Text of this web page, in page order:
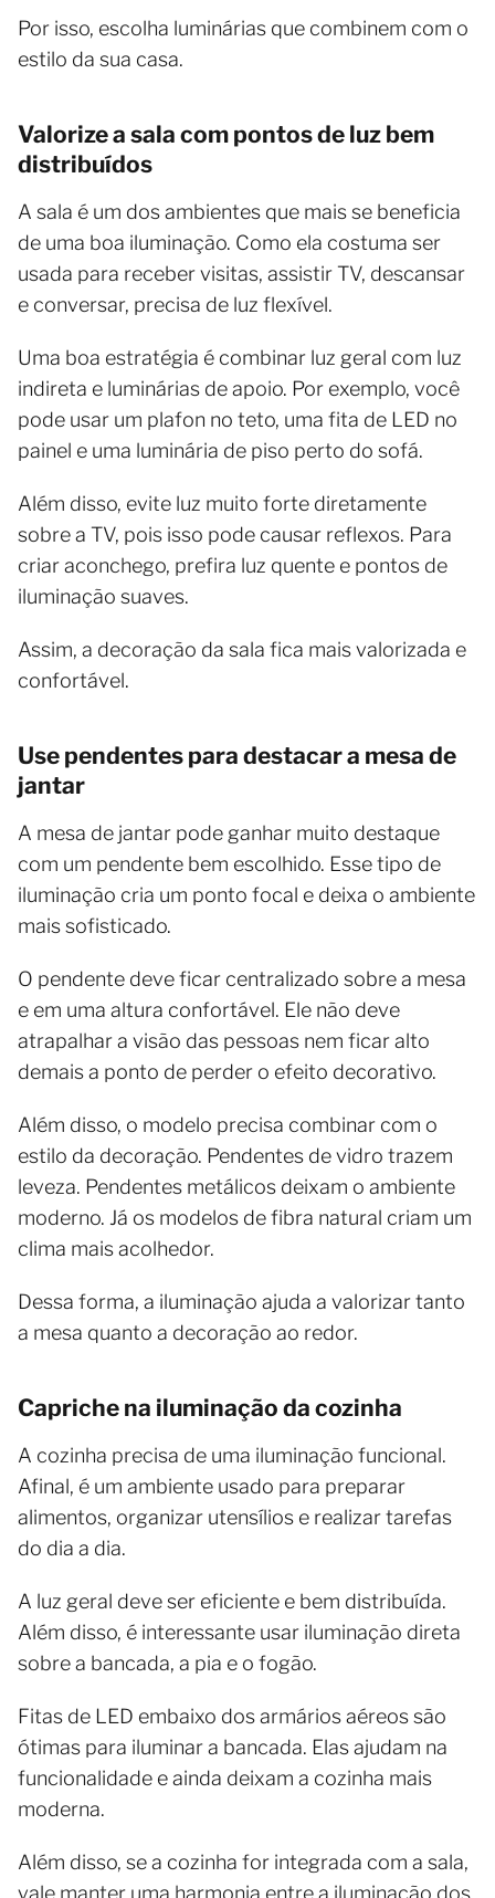
Por isso, escolha luminárias que combinem com o
estilo da sua casa.
Valorize a sala com pontos de luz bem
distribuídos
A sala é um dos ambientes que mais se beneficia
de uma boa iluminação. Como ela costuma ser
usada para receber visitas, assistir TV, descansar
e conversar, precisa de luz flexível.
Uma boa estratégia é combinar luz geral com luz
indireta e luminárias de apoio. Por exemplo, você
pode usar um plafon no teto, uma fita de LED no
painel e uma luminária de piso perto do sofá.
Além disso, evite luz muito forte diretamente
sobre a TV, pois isso pode causar reflexos. Para
criar aconchego, prefira luz quente e pontos de
iluminação suaves.
Assim, a decoração da sala fica mais valorizada e
confortável.
Use pendentes para destacar a mesa de
jantar
A mesa de jantar pode ganhar muito destaque
com um pendente bem escolhido. Esse tipo de
iluminação cria um ponto focal e deixa o ambiente
mais sofisticado.
O pendente deve ficar centralizado sobre a mesa
e em uma altura confortável. Ele não deve
atrapalhar a visão das pessoas nem ficar alto
demais a ponto de perder o efeito decorativo.
Além disso, o modelo precisa combinar com o
estilo da decoração. Pendentes de vidro trazem
leveza. Pendentes metálicos deixam o ambiente
moderno. Já os modelos de fibra natural criam um
clima mais acolhedor.
Dessa forma, a iluminação ajuda a valorizar tanto
a mesa quanto a decoração ao redor.
Capriche na iluminação da cozinha
A cozinha precisa de uma iluminação funcional.
Afinal, é um ambiente usado para preparar
alimentos, organizar utensílios e realizar tarefas
do dia a dia.
A luz geral deve ser eficiente e bem distribuída.
Além disso, é interessante usar iluminação direta
sobre a bancada, a pia e o fogão.
Fitas de LED embaixo dos armários aéreos são
ótimas para iluminar a bancada. Elas ajudam na
funcionalidade e ainda deixam a cozinha mais
moderna.
Além disso, se a cozinha for integrada com a sala,
vale manter uma harmonia entre a iluminação dos